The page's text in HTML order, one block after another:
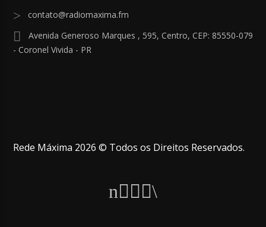
contato@radiomaxima.fm
Avenida Generoso Marques , 595, Centro, CEP: 85550-079
- Coronel Vivida - PR
Rede Máxima 2026 © Todos os Direitos Reservados.